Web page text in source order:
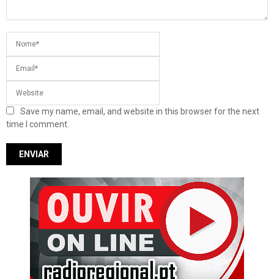
Save my name, email, and website in this browser for the next
time I comment.